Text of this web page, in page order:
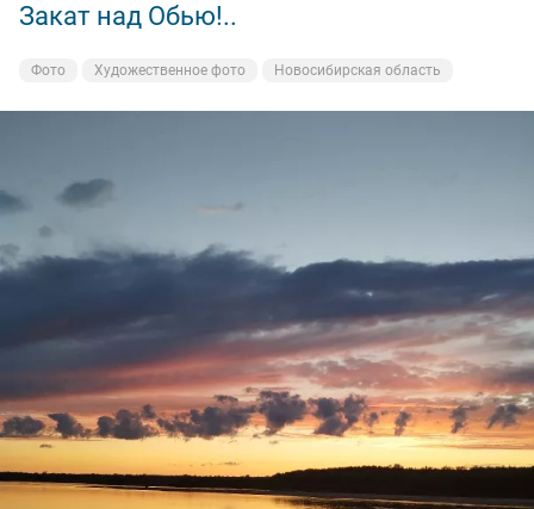
Закат над Обью!..
Фото Художественное фото Новосибирская область